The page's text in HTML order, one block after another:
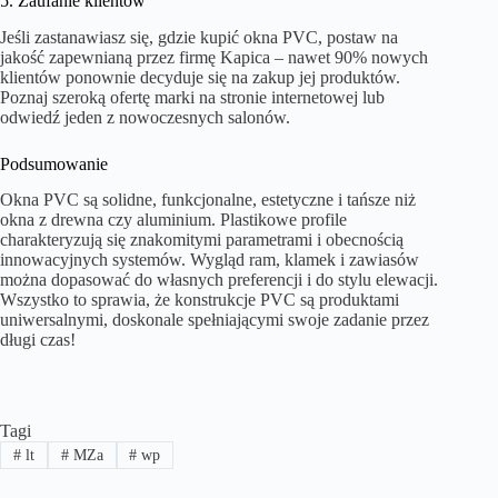
Jeśli zastanawiasz się, gdzie kupić okna PVC, postaw na
jakość zapewnianą przez firmę Kapica – nawet 90% nowych
klientów ponownie decyduje się na zakup jej produktów.
Poznaj szeroką ofertę marki na stronie internetowej lub
odwiedź jeden z nowoczesnych salonów.
Podsumowanie
Okna PVC są solidne, funkcjonalne, estetyczne i tańsze niż
okna z drewna czy aluminium. Plastikowe profile
charakteryzują się znakomitymi parametrami i obecnością
innowacyjnych systemów. Wygląd ram, klamek i zawiasów
można dopasować do własnych preferencji i do stylu elewacji.
Wszystko to sprawia, że konstrukcje PVC są produktami
uniwersalnymi, doskonale spełniającymi swoje zadanie przez
długi czas!
Tagi
#lt #MZa # wp